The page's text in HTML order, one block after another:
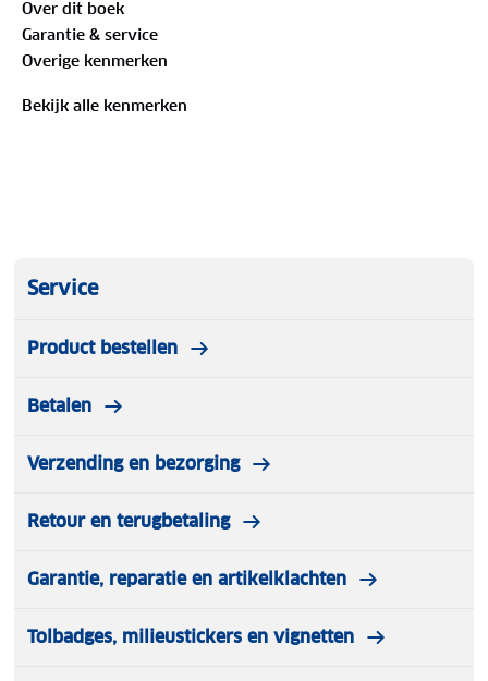
musea en toeristische informatie. Zo bereid je jouw
wandeling door Oldambt tot in de puntjes voor met
de ANWB Wandelregiokaart.
Over dit boek
Garantie & service
Overige kenmerken
Bekijk alle kenmerken
Service
Product bestellen
Betalen
Verzending en bezorging
Retour en terugbetaling
Garantie, reparatie en artikelklachten
Tolbadges, milieustickers en vignetten